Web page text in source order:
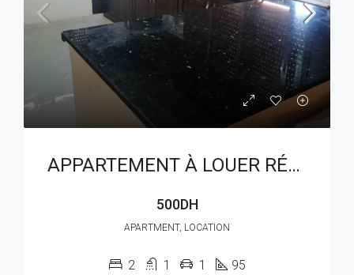
APPARTEMENT À LOUER RÉF : LAM 401AW
500DH
APARTMENT, LOCATION
2 1 1 95